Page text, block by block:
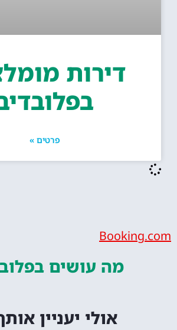
דירות מומלצות
בפלובדיב
מה עושים בפלובדיב?
אולי יעניין אותך גם